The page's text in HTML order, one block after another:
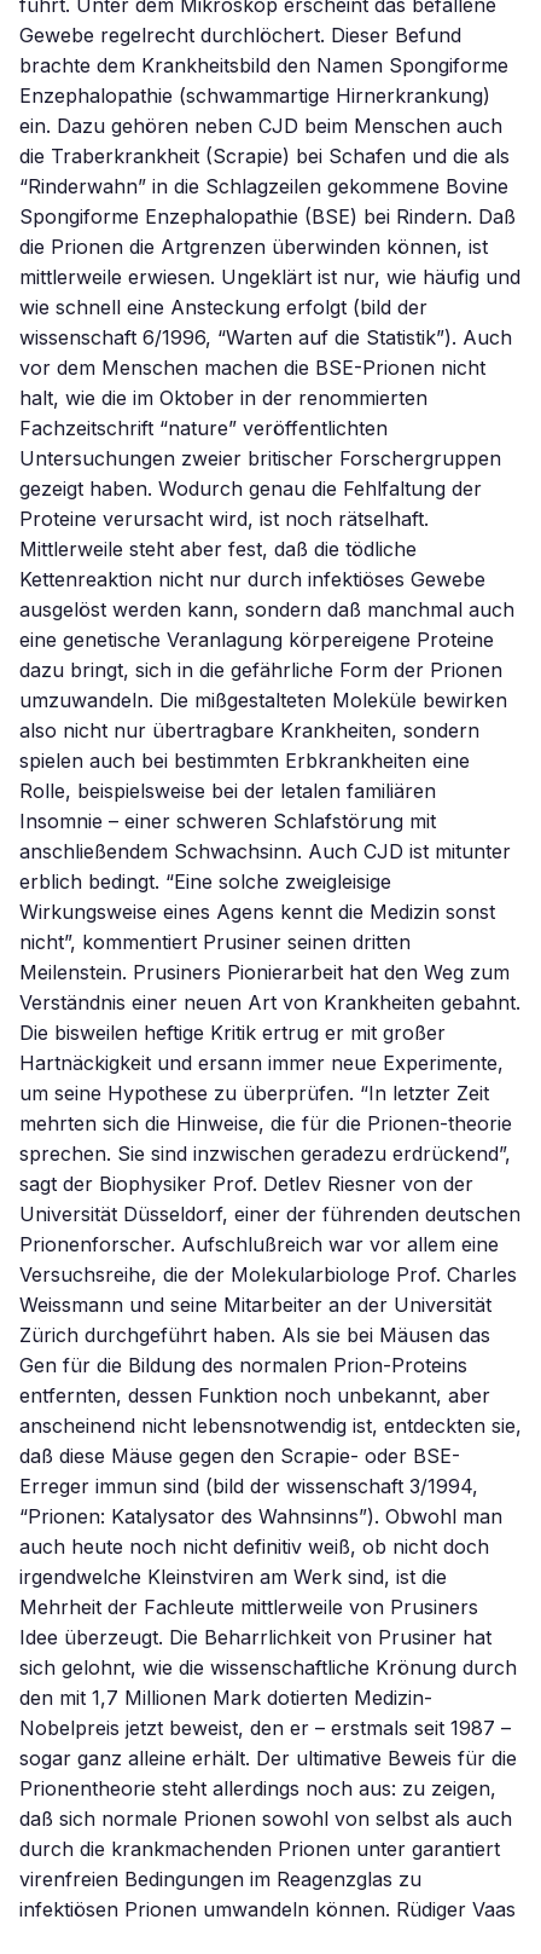
führt. Unter dem Mikroskop erscheint das befallene
Gewebe regelrecht durchlöchert. Dieser Befund
brachte dem Krankheitsbild den Namen Spongiforme
Enzephalopathie (schwammartige Hirnerkrankung)
ein. Dazu gehören neben CJD beim Menschen auch
die Traberkrankheit (Scrapie) bei Schafen und die als
“Rinderwahn” in die Schlagzeilen gekommene Bovine
Spongiforme Enzephalopathie (BSE) bei Rindern. Daß
die Prionen die Artgrenzen überwinden können, ist
mittlerweile erwiesen. Ungeklärt ist nur, wie häufig und
wie schnell eine Ansteckung erfolgt (bild der
wissenschaft 6/1996, “Warten auf die Statistik”). Auch
vor dem Menschen machen die BSE-Prionen nicht
halt, wie die im Oktober in der renommierten
Fachzeitschrift “nature” veröffentlichten
Untersuchungen zweier britischer Forschergruppen
gezeigt haben. Wodurch genau die Fehlfaltung der
Proteine verursacht wird, ist noch rätselhaft.
Mittlerweile steht aber fest, daß die tödliche
Kettenreaktion nicht nur durch infektiöses Gewebe
ausgelöst werden kann, sondern daß manchmal auch
eine genetische Veranlagung körpereigene Proteine
dazu bringt, sich in die gefährliche Form der Prionen
umzuwandeln. Die mißgestalteten Moleküle bewirken
also nicht nur übertragbare Krankheiten, sondern
spielen auch bei bestimmten Erbkrankheiten eine
Rolle, beispielsweise bei der letalen familiären
Insomnie – einer schweren Schlafstörung mit
anschließendem Schwachsinn. Auch CJD ist mitunter
erblich bedingt. “Eine solche zweigleisige
Wirkungsweise eines Agens kennt die Medizin sonst
nicht”, kommentiert Prusiner seinen dritten
Meilenstein. Prusiners Pionierarbeit hat den Weg zum
Verständnis einer neuen Art von Krankheiten gebahnt.
Die bisweilen heftige Kritik ertrug er mit großer
Hartnäckigkeit und ersann immer neue Experimente,
um seine Hypothese zu überprüfen. “In letzter Zeit
mehrten sich die Hinweise, die für die Prionen-theorie
sprechen. Sie sind inzwischen geradezu erdrückend”,
sagt der Biophysiker Prof. Detlev Riesner von der
Universität Düsseldorf, einer der führenden deutschen
Prionenforscher. Aufschlußreich war vor allem eine
Versuchsreihe, die der Molekularbiologe Prof. Charles
Weissmann und seine Mitarbeiter an der Universität
Zürich durchgeführt haben. Als sie bei Mäusen das
Gen für die Bildung des normalen Prion-Proteins
entfernten, dessen Funktion noch unbekannt, aber
anscheinend nicht lebensnotwendig ist, entdeckten sie,
daß diese Mäuse gegen den Scrapie- oder BSE-
Erreger immun sind (bild der wissenschaft 3/1994,
“Prionen: Katalysator des Wahnsinns”). Obwohl man
auch heute noch nicht definitiv weiß, ob nicht doch
irgendwelche Kleinstviren am Werk sind, ist die
Mehrheit der Fachleute mittlerweile von Prusiners
Idee überzeugt. Die Beharrlichkeit von Prusiner hat
sich gelohnt, wie die wissenschaftliche Krönung durch
den mit 1,7 Millionen Mark dotierten Medizin-
Nobelpreis jetzt beweist, den er – erstmals seit 1987 –
sogar ganz alleine erhält. Der ultimative Beweis für die
Prionentheorie steht allerdings noch aus: zu zeigen,
daß sich normale Prionen sowohl von selbst als auch
durch die krankmachenden Prionen unter garantiert
virenfreien Bedingungen im Reagenzglas zu
infektiösen Prionen umwandeln können. Rüdiger Vaas